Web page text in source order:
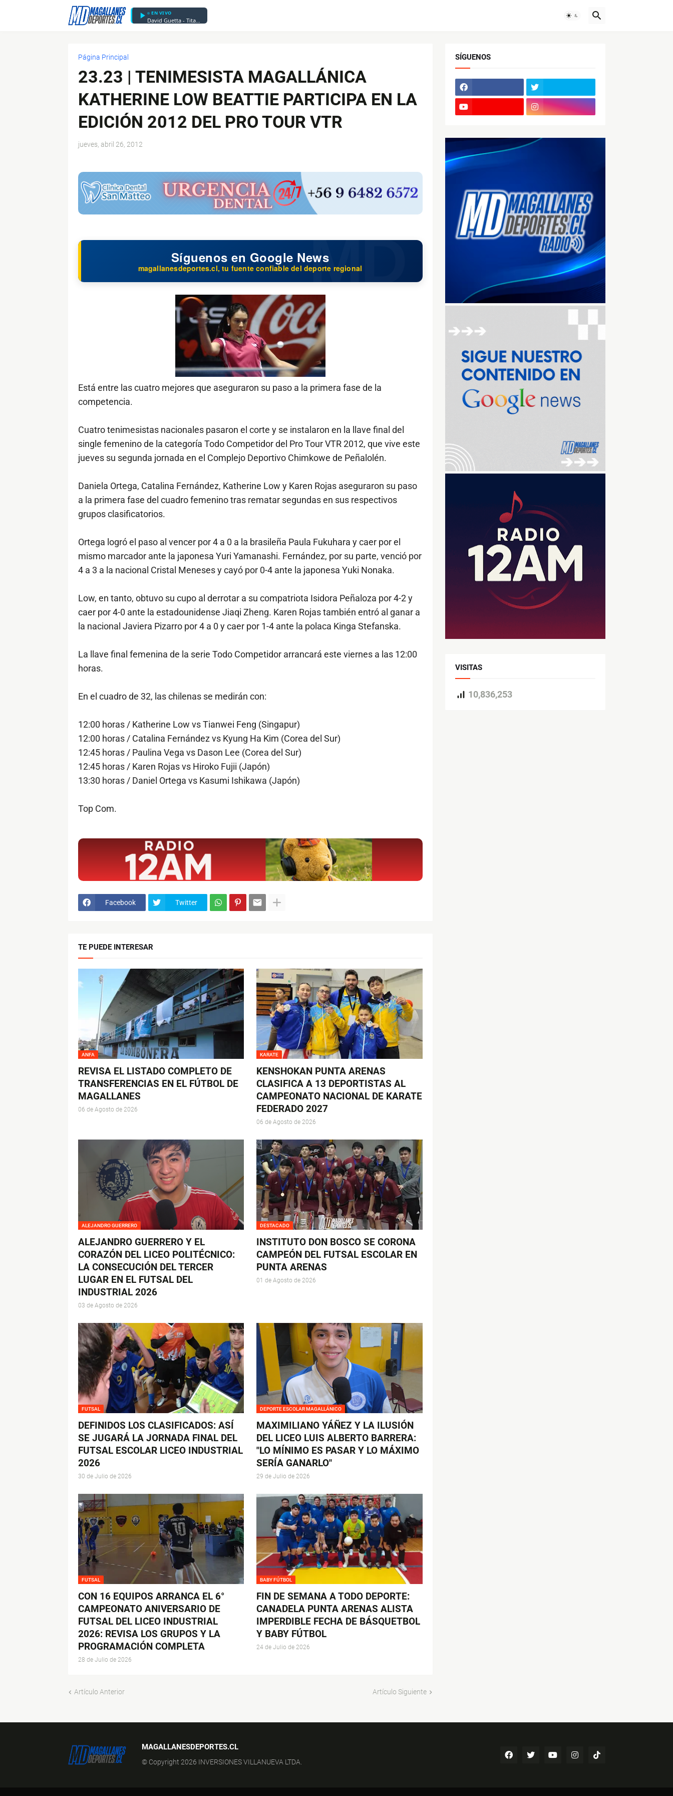
EN VIVO
David Guetta - Titanium (feat. Sia)
Página Principal
23.23 | TENIMESISTA MAGALLÁNICA
KATHERINE LOW BEATTIE PARTICIPA EN LA
EDICIÓN 2012 DEL PRO TOUR VTR
jueves, abril 26, 2012
Síguenos en Google News
magallanesdeportes.cl, tu fuente confiable del deporte regional
Está entre las cuatro mejores que aseguraron su paso a la primera fase de la
competencia.
Cuatro tenimesistas nacionales pasaron el corte y se instalaron en la llave final del
single femenino de la categoría Todo Competidor del Pro Tour VTR 2012, que vive este
jueves su segunda jornada en el Complejo Deportivo Chimkowe de Peñalolén.
Daniela Ortega, Catalina Fernández, Katherine Low y Karen Rojas aseguraron su paso
a la primera fase del cuadro femenino tras rematar segundas en sus respectivos
grupos clasificatorios.
Ortega logró el paso al vencer por 4 a 0 a la brasileña Paula Fukuhara y caer por el
mismo marcador ante la japonesa Yuri Yamanashi. Fernández, por su parte, venció por
4 a 3 a la nacional Cristal Meneses y cayó por 0-4 ante la japonesa Yuki Nonaka.
Low, en tanto, obtuvo su cupo al derrotar a su compatriota Isidora Peñaloza por 4-2 y
caer por 4-0 ante la estadounidense Jiaqi Zheng. Karen Rojas también entró al ganar a
la nacional Javiera Pizarro por 4 a 0 y caer por 1-4 ante la polaca Kinga Stefanska.
La llave final femenina de la serie Todo Competidor arrancará este viernes a las 12:00
horas.
En el cuadro de 32, las chilenas se medirán con:
12:00 horas / Katherine Low vs Tianwei Feng (Singapur)
12:00 horas / Catalina Fernández vs Kyung Ha Kim (Corea del Sur)
12:45 horas / Paulina Vega vs Dason Lee (Corea del Sur)
12:45 horas / Karen Rojas vs Hiroko Fujii (Japón)
13:30 horas / Daniel Ortega vs Kasumi Ishikawa (Japón)
Top Com.
Facebook Twitter
TE PUEDE INTERESAR
ANFA
REVISA EL LISTADO COMPLETO DE
TRANSFERENCIAS EN EL FÚTBOL DE
MAGALLANES
06 de Agosto de 2026
KARATE
KENSHOKAN PUNTA ARENAS
CLASIFICA A 13 DEPORTISTAS AL
CAMPEONATO NACIONAL DE KARATE
FEDERADO 2027
06 de Agosto de 2026
ALEJANDRO GUERRERO
ALEJANDRO GUERRERO Y EL
CORAZÓN DEL LICEO POLITÉCNICO:
LA CONSECUCIÓN DEL TERCER
LUGAR EN EL FUTSAL DEL
INDUSTRIAL 2026
03 de Agosto de 2026
DESTACADO
INSTITUTO DON BOSCO SE CORONA
CAMPEÓN DEL FUTSAL ESCOLAR EN
PUNTA ARENAS
01 de Agosto de 2026
FUTSAL
DEFINIDOS LOS CLASIFICADOS: ASÍ
SE JUGARÁ LA JORNADA FINAL DEL
FUTSAL ESCOLAR LICEO INDUSTRIAL
2026
30 de Julio de 2026
DEPORTE ESCOLAR MAGALLÁNICO
MAXIMILIANO YÁÑEZ Y LA ILUSIÓN
DEL LICEO LUIS ALBERTO BARRERA:
"LO MÍNIMO ES PASAR Y LO MÁXIMO
SERÍA GANARLO"
29 de Julio de 2026
FUTSAL
CON 16 EQUIPOS ARRANCA EL 6°
CAMPEONATO ANIVERSARIO DE
FUTSAL DEL LICEO INDUSTRIAL
2026: REVISA LOS GRUPOS Y LA
PROGRAMACIÓN COMPLETA
28 de Julio de 2026
BABY FÚTBOL
FIN DE SEMANA A TODO DEPORTE:
CANADELA PUNTA ARENAS ALISTA
IMPERDIBLE FECHA DE BÁSQUETBOL
Y BABY FÚTBOL
24 de Julio de 2026
Artículo Anterior Artículo Siguiente
SÍGUENOS
VISITAS
10,836,253
MAGALLANESDEPORTES.CL
© Copyright 2026 INVERSIONES VILLANUEVA LTDA.